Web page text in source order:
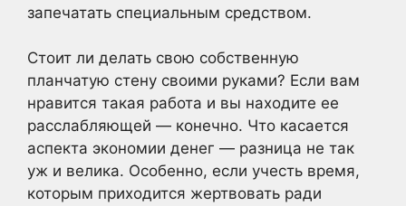
запечатать специальным средством.
Стоит ли делать свою собственную
планчатую стену своими руками? Если вам
нравится такая работа и вы находите ее
расслабляющей — конечно. Что касается
аспекта экономии денег — разница не так
уж и велика. Особенно, если учесть время,
которым приходится жертвовать ради